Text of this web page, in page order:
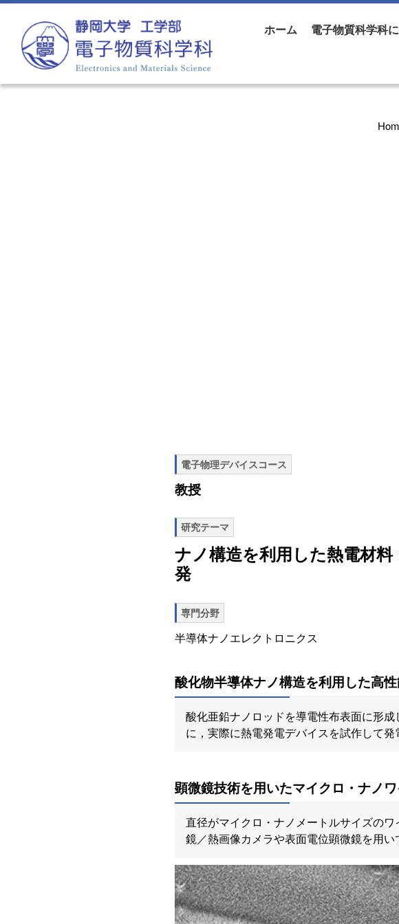
メインナビゲーション
ホーム 電子物質科学科
電子物理デバイスコース
教授
研究テーマ
ナノ構造を利用した熱電材
発
専門分野
半導体ナノエレクトロニクス
酸化物半導体ナノ構造を利用した高
酸化亜鉛ナノロッドを導電性布表面に形
に，実際に熱電発電デバイスを試作して
顕微鏡技術を用いたマイクロ・ナノ
直径がマイクロ・ナノメートルサイズの
鏡／熱画像カメラや表面電位顕微鏡を用